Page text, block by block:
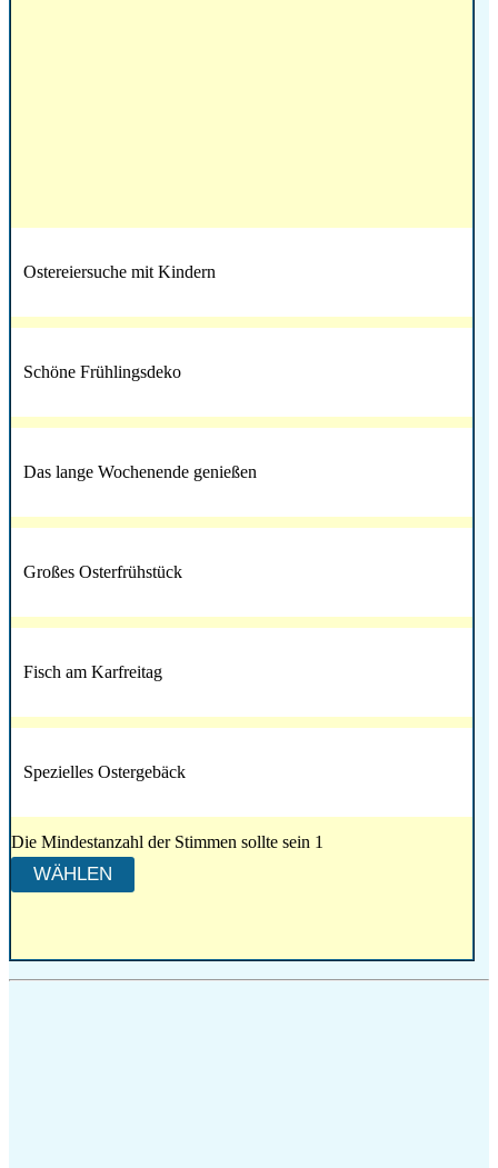
Ostereiersuche mit Kindern
Schöne Frühlingsdeko
Das lange Wochenende genießen
Großes Osterfrühstück
Fisch am Karfreitag
Spezielles Ostergebäck
Die Mindestanzahl der Stimmen sollte sein 1